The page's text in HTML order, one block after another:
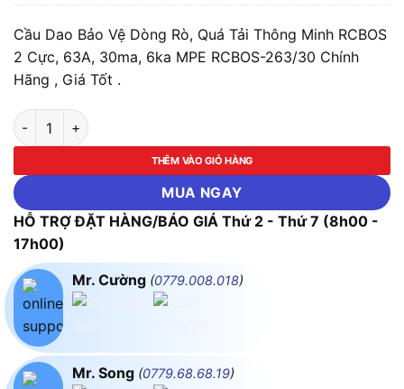
Cầu Dao Bảo Vệ Dòng Rò, Quá Tải Thông Minh RCBOS
2 Cực, 63A, 30ma, 6ka MPE RCBOS-263/30 Chính
Hãng , Giá Tốt .
Cầu Dao Bảo Vệ Dòng Rò, Quá Tải Thông Minh RCBOS 2
THÊM VÀO GIỎ HÀNG
MUA NGAY
HỖ TRỢ ĐẶT HÀNG/BÁO GIÁ Thứ 2 - Thứ 7 (8h00 -
17h00)
Mr. Cường (0779.008.018)
Mr. Song (0779.68.68.19)